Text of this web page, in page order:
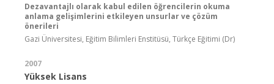
Dezavantajlı olarak kabul edilen öğrencilerin okuma
anlama gelişimlerini etkileyen unsurlar ve çözüm
önerileri
Gazi Üniversitesi, Eğitim Bilimleri Enstitüsü, Türkçe Eğitimi (Dr)
2007
Yüksek Lisans